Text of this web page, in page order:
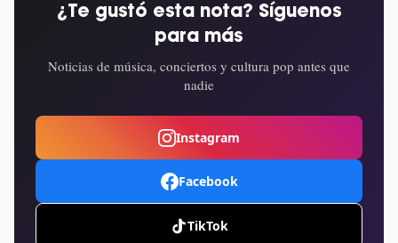
¿Te gustó esta nota? Síguenos
para más
Noticias de música, conciertos y cultura pop antes que
nadie
Instagram
Facebook
TikTok